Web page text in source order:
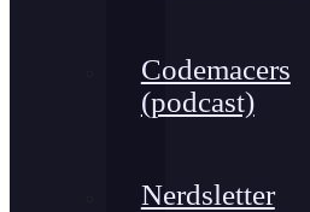
Codemacers
(podcast)
Nerdsletter